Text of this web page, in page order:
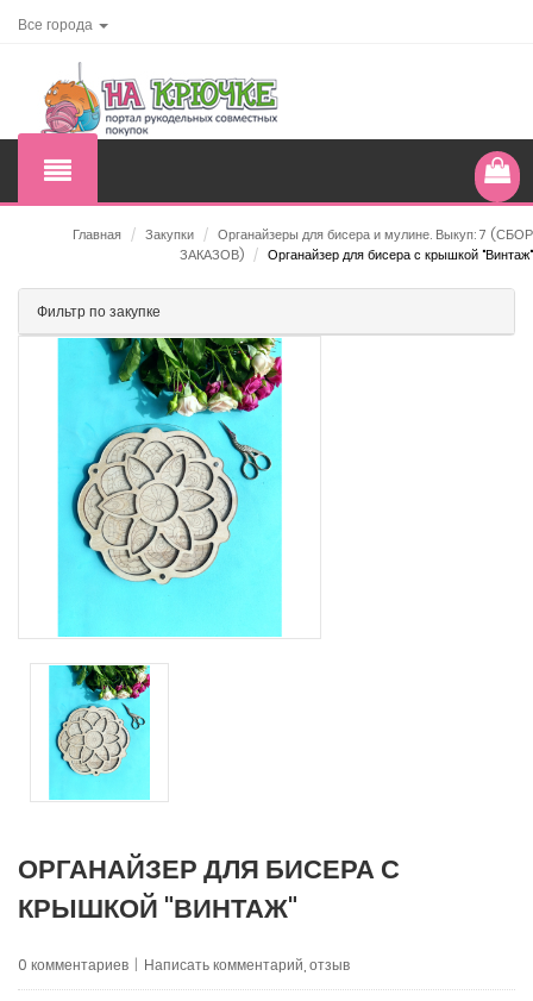
Все города
Главная / Закупки / Органайзеры для бисера и мулине. Выкуп: 7 (СБОР
ЗАКАЗОВ) / Органайзер для бисера с крышкой "Винтаж"
Фильтр по закупке
ОРГАНАЙЗЕР ДЛЯ БИСЕРА С
КРЫШКОЙ "ВИНТАЖ"
0 комментариев | Написать комментарий, отзыв